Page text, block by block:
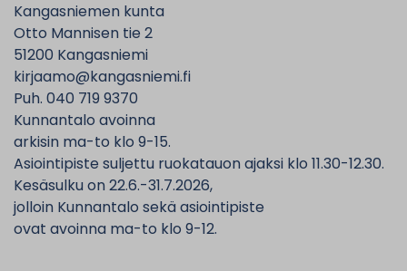
Kangasniemen kunta
Otto Mannisen tie 2
51200 Kangasniemi
kirjaamo@kangasniemi.fi
Puh. 040 719 9370
Kunnantalo avoinna
arkisin ma-to klo 9-15.
Asiointipiste suljettu ruokatauon ajaksi klo 11.30-12.30.
Kesäsulku on 22.6.-31.7.2026,
jolloin Kunnantalo sekä asiointipiste
ovat avoinna ma-to klo 9-12.